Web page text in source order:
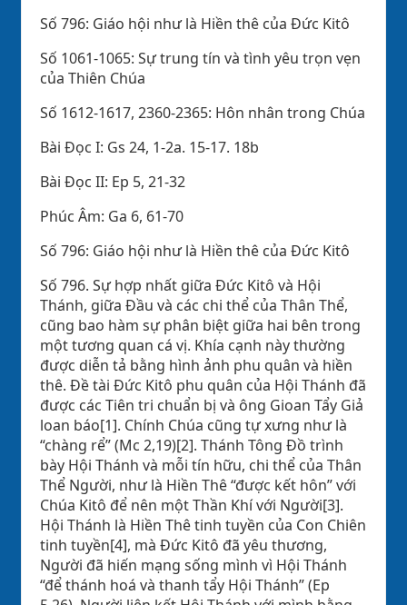
Số 796: Giáo hội như là Hiền thê của Đức Kitô
Số 1061-1065: Sự trung tín và tình yêu trọn vẹn
của Thiên Chúa
Số 1612-1617, 2360-2365: Hôn nhân trong Chúa
Bài Ðọc I: Gs 24, 1-2a. 15-17. 18b
Bài Ðọc II: Ep 5, 21-32
Phúc Âm: Ga 6, 61-70
Số 796: Giáo hội như là Hiền thê của Đức Kitô
Số 796. Sự hợp nhất giữa Đức Kitô và Hội
Thánh, giữa Đầu và các chi thể của Thân Thể,
cũng bao hàm sự phân biệt giữa hai bên trong
một tương quan cá vị. Khía cạnh này thường
được diễn tả bằng hình ảnh phu quân và hiền
thê. Đề tài Đức Kitô phu quân của Hội Thánh đã
được các Tiên tri chuẩn bị và ông Gioan Tẩy Giả
loan báo[1]. Chính Chúa cũng tự xưng như là
“chàng rể” (Mc 2,19)[2]. Thánh Tông Đồ trình
bày Hội Thánh và mỗi tín hữu, chi thể của Thân
Thể Người, như là Hiền Thê “được kết hôn” với
Chúa Kitô để nên một Thần Khí với Người[3].
Hội Thánh là Hiền Thê tinh tuyền của Con Chiên
tinh tuyền[4], mà Đức Kitô đã yêu thương,
Người đã hiến mạng sống mình vì Hội Thánh
“để thánh hoá và thanh tẩy Hội Thánh” (Ep